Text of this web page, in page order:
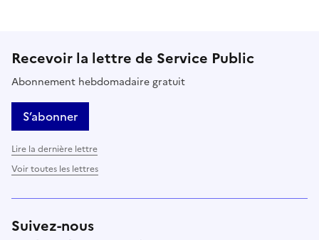
Recevoir la lettre de Service Public
Abonnement hebdomadaire gratuit
S’abonner
Lire la dernière lettre
Voir toutes les lettres
Suivez-nous